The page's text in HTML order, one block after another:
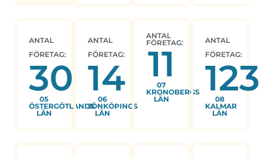
ANTAL
FÖRETAG:
30
05
ÖSTERGÖTLANDS
LÄN
ANTAL
FÖRETAG:
14
06
JÖNKÖPINGS
LÄN
ANTAL
FÖRETAG:
11
07
KRONOBERGS
LÄN
ANTAL
FÖRETAG:
123
08
KALMAR
LÄN